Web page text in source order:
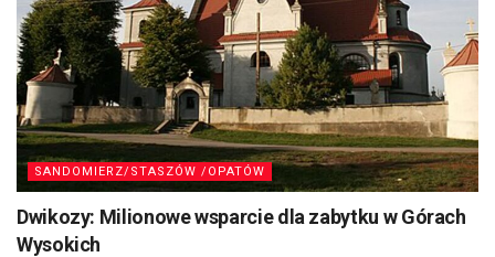
SANDOMIERZ/STASZÓW /OPATÓW
Dwikozy: Milionowe wsparcie dla zabytku w Górach
Wysokich